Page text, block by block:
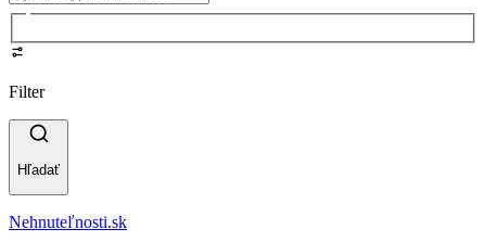
Filter
Hľadať
Nehnuteľnosti.sk